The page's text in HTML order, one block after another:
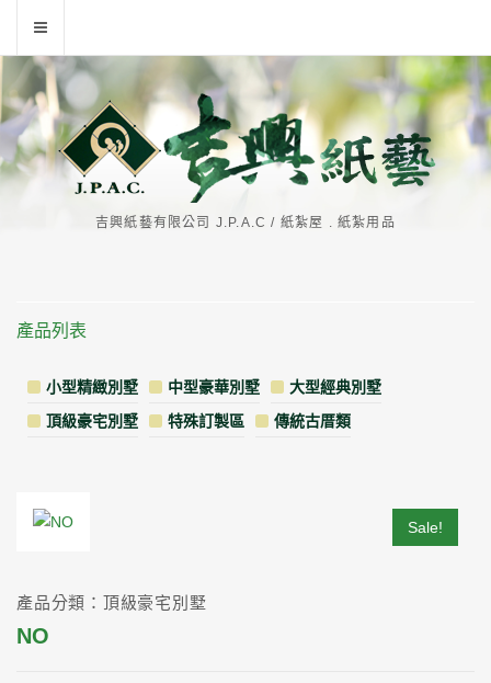
吉興紙藝有限公司 J.P.A.C / 紙紮屋 . 紙紮用品
產品列表
小型精緻別墅 中型豪華別墅
大型經典別墅
頂級豪宅別墅
特殊訂製區 傳統古厝類
Sale!
產品分類：頂級豪宅別墅
NO